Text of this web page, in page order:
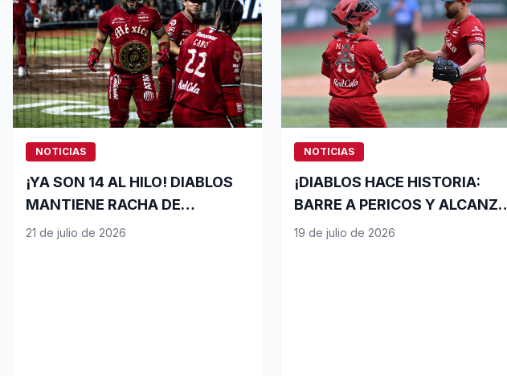
NOTICIAS
¡YA SON 14 AL HILO! DIABLOS
MANTIENE RACHA DE
VICTORIAS AL GANAR JUEGO
21 de julio de 2026
NOTICIAS
¡DIABLOS HACE HISTORIA:
BARRE A PERICOS Y ALCANZA
13 VICTORIAS AL HILO!
19 de julio de 2026